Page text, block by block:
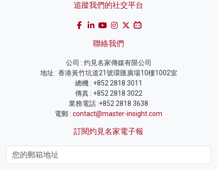
追蹤我們的社交平台
聯絡我們
公司 : 灼見名家傳媒有限公司
地址 : 香港黃竹坑道21號環匯廣場10樓1002室
總機 : +852 2818 3011
傳真 : +852 2818 3022
業務電話 :+852 2818 3638
電郵 : contact@master-insight.com
訂閱灼見名家電子報